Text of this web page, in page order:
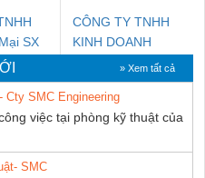
SX
CÔNG TY TNHH
KINH DOANH
DỊCH VỤ XNK
PHƯƠNG NAM
» Xem tất cả
Cty SMC Engineering
việc tại phòng kỹ thuật của
SMC